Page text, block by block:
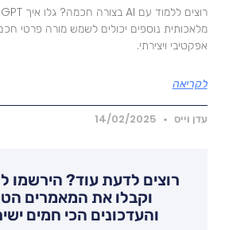
נוספים יכולים לשמש מורה פרטי חכם
ויצירתי.
וייס 14/02/2025
רוצים לדעת עוד? הירשמו
וקבלו את המאמרים
והעדכונים הכי חמים